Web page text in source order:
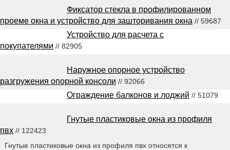
Фиксатор стекла в профилированном
проеме окна и устройство для зашторивания окна // 59687
Устройство для расчета с
покупателями // 82905
Наружное опорное устройство
разгружения опорной консоли // 92066
Ограждение балконов и лоджий // 51079
Гнутые пластиковые окна из профиля
пвх // 122423
Гнутые пластиковые окна из профиля пвх относятся к